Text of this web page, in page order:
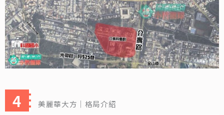
美麗華大方｜格局介紹